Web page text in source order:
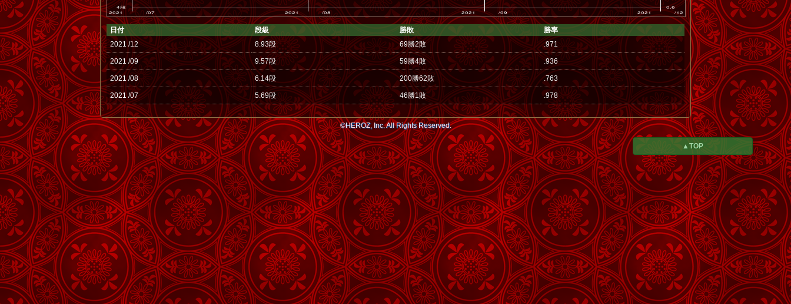
日付 段級 勝敗
勝率
2021 /12
8.93段 69勝2敗 .971
2021 /09 9.57段 59勝4敗 .936
2021 /08 6.14段 200勝62敗 .763
2021 /07 5.69段 46勝1敗 .978
©HEROZ, Inc. All Rights Reserved.
▲TOP